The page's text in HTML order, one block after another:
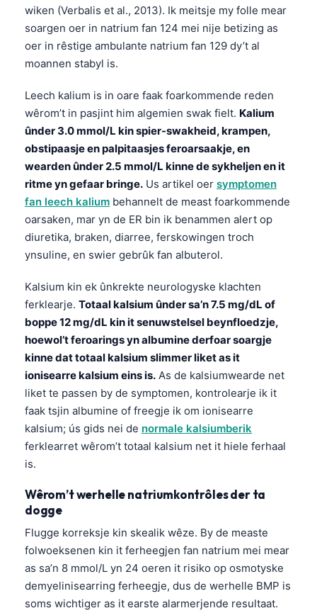
wiken (Verbalis et al., 2013). Ik meitsje my folle mear
soargen oer in natrium fan 124 mei nije betizing as
oer in rêstige ambulante natrium fan 129 dy’t al
moannen stabyl is.
Leech kalium is in oare faak foarkommende reden
wêrom’t in pasjint him algemien swak fielt. Kalium
ûnder 3.0 mmol/L kin spier-swakheid, krampen,
obstipaasje en palpitaasjes feroarsaakje, en
wearden ûnder 2.5 mmol/L kinne de sykheljen en it
ritme yn gefaar bringe. Us artikel oer symptomen
fan leech kalium behannelt de meast foarkommende
oarsaken, mar yn de ER bin ik benammen alert op
diuretika, braken, diarree, ferskowingen troch
ynsuline, en swier gebrûk fan albuterol.
Kalsium kin ek ûnkrekte neurologyske klachten
ferklearje. Totaal kalsium ûnder sa’n 7.5 mg/dL of
boppe 12 mg/dL kin it senuwstelsel beynfloedzje,
hoewol’t feroarings yn albumine derfoar soargje
kinne dat totaal kalsium slimmer liket as it
ionisearre kalsium eins is. As de kalsiumwearde net
liket te passen by de symptomen, kontrolearje ik it
faak tsjin albumine of freegje ik om ionisearre
kalsium; ús gids nei de normale kalsiumberik
ferklearret wêrom’t totaal kalsium net it hiele ferhaal
is.
Wêrom’t werhelle natriumkontrôles der ta
dogge
Flugge korreksje kin skealik wêze. By de measte
folwoeksenen kin it ferheegjen fan natrium mei mear
as sa’n 8 mmol/L yn 24 oeren it risiko op osmotyske
demyelinisearring ferheegje, dus de werhelle BMP is
soms wichtiger as it earste alarmerjende resultaat.
Dansk
Nederlands
हिन्दी
Հայերեն
Српски језик
Svenska
Bosanski
Azərbaycan dili
Eesti
日本語
Čeština
ქართული
Русский
Lietuvių kalba
Polski
한국어
Slovenščina
Magyar
Shqip
বাংলা
मराठी
తెలుగు
தமிழ்